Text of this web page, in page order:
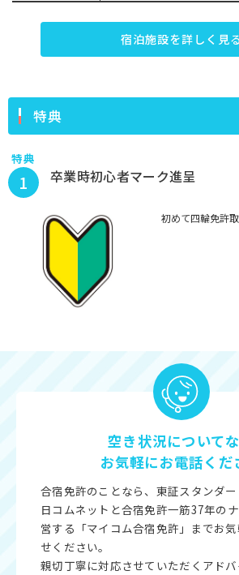
宿泊施設を詳しく見
特典
特典
1 卒業時初心者マーク進呈
初めて四輪免許
空き状況について
お気軽にお電話くだ
合宿免許のことなら、東証スタンダ
日コムネットと合宿免許一筋37年の
営する「マイコム合宿免許」までお
せください。
親切丁寧に対応させていただくアド